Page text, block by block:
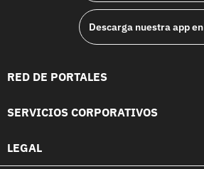
Descarga nuestra app en
RED DE PORTALES
SERVICIOS CORPORATIVOS
LEGAL